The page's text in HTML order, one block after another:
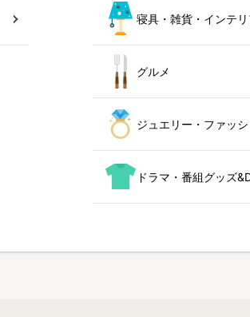
寝具・雑貨・インテリ
グルメ
ジュエリー・ファッ
ドラマ・番組グッズ